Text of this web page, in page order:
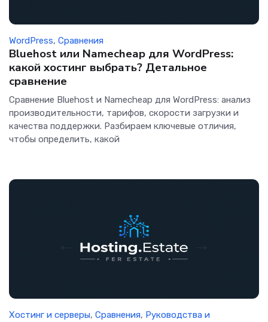
WordPress, Сравнения
Bluehost или Namecheap для WordPress:
какой хостинг выбрать? Детальное
сравнение
Сравнение Bluehost и Namecheap для WordPress: анализ
производительности, тарифов, скорости загрузки и
качества поддержки. Разбираем ключевые отличия,
чтобы определить, какой
Хостинг и серверы, Сравнения, Руководства и